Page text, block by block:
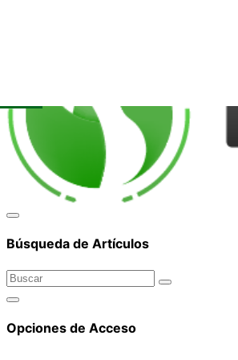
Búsqueda de Artículos
Opciones de Acceso